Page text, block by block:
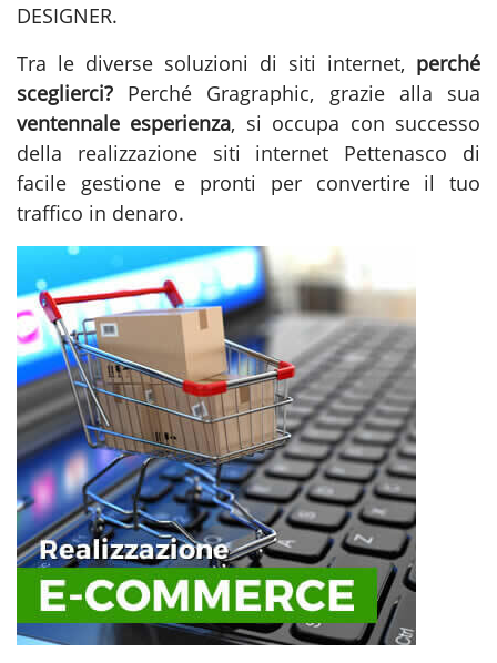
DESIGNER.
Tra le diverse soluzioni di siti internet, perché
sceglierci? Perché Gragraphic, grazie alla sua
ventennale esperienza, si occupa con successo
della realizzazione siti internet Pettenasco di
facile gestione e pronti per convertire il tuo
traffico in denaro.